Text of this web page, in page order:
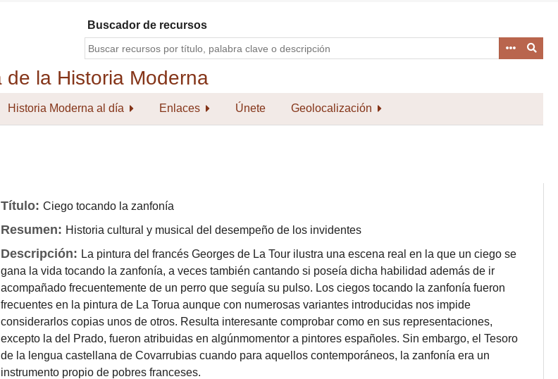
Buscador de recursos
Historia Moderna al día Enlaces Únete Geolocalización
Título:Ciego tocando la zanfonía
Resumen: Historia cultural y musical del desempeño de los invidentes
Descripción: La pintura del francés Georges de La Tour ilustra una escena real en la que un ciego se
gana la vida tocando la zanfonía, a veces también cantando si poseía dicha habilidad además de ir
acompañado frecuentemente de un perro que seguía su pulso. Los ciegos tocando la zanfonía fueron
frecuentes en la pintura de La Torua aunque con numerosas variantes introducidas nos impide
considerarlos copias unos de otros. Resulta interesante comprobar como en sus representaciones,
excepto la del Prado, fueron atribuidas en algúnmomentor a pintores españoles. Sin embargo, el Tesoro
de la lengua castellana de Covarrubias cuando para aquellos contemporáneos, la zanfonía era un
instrumento propio de pobres franceses.